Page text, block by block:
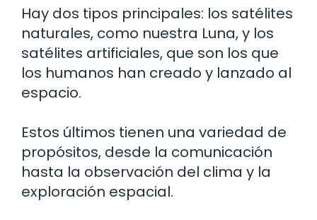
Hay dos tipos principales: los satélites
naturales, como nuestra Luna, y los
satélites artificiales, que son los que
los humanos han creado y lanzado al
espacio.
Estos últimos tienen una variedad de
propósitos, desde la comunicación
hasta la observación del clima y la
exploración espacial.